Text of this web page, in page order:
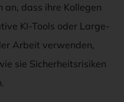
dass ihre Kollegen
KI-Tools oder Large-
Arbeit verwenden,
sie Sicherheitsrisiken